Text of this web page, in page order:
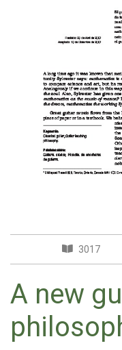
3017
A new